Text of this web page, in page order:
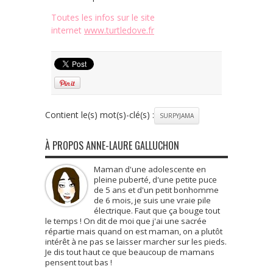
Toutes les infos sur le site
internet www.turtledove.fr
Contient le(s) mot(s)-clé(s) : SURPYJAMA
À PROPOS ANNE-LAURE GALLUCHON
Maman d'une adolescente en
pleine puberté, d'une petite puce
de 5 ans et d'un petit bonhomme
de 6 mois, je suis une vraie pile
électrique. Faut que ça bouge tout
le temps ! On dit de moi que j'ai une sacrée
répartie mais quand on est maman, on a plutôt
intérêt à ne pas se laisser marcher sur les pieds.
Je dis tout haut ce que beaucoup de mamans
pensent tout bas !